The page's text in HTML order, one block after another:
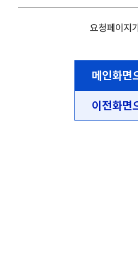
요청페이지
메인화면
이전화면